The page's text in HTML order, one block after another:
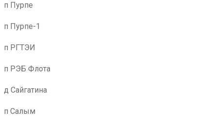
п Пурпе
п Пурпе-1
п РГТЭИ
п РЭБ Флота
д Сайгатина
п Салым